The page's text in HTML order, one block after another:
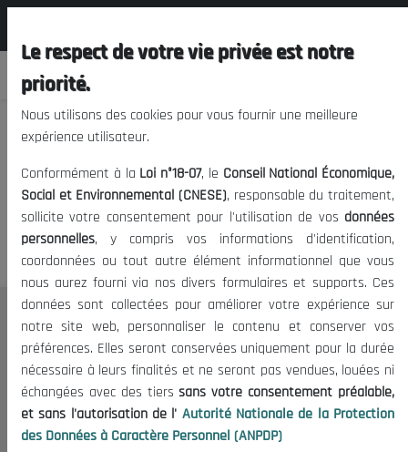
Nous vous prions de nous
excuser, mais l'accès à ce
contenu est restreint.
Le CNESE
A Propos
Le président
Organisation
Publications
Le respect de votre vie privée est notre
priorité.
Nous utilisons des cookies pour vous fournir une meilleure
expérience utilisateur.
Conformément à la Loi n°18-07, le Conseil National Économique,
Social et Environnemental (CNESE), responsable du traitement,
sollicite votre consentement pour l'utilisation de vos données
personnelles, y compris vos informations d'identification,
coordonnées ou tout autre élément informationnel que vous
nous aurez fourni via nos divers formulaires et supports. Ces
données sont collectées pour améliorer votre expérience sur
notre site web, personnaliser le contenu et conserver vos
préférences. Elles seront conservées uniquement pour la durée
nécessaire à leurs finalités et ne seront pas vendues, louées ni
échangées avec des tierssans votre consentement préalable,
et sans l'autorisation de l' Autorité Nationale de la Protection
des Données à Caractère Personnel (ANPDP)